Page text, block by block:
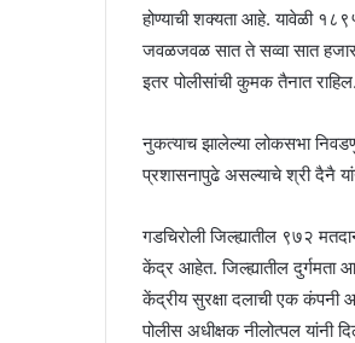
होण्याची शक्यता आहे. यावेळी
जवळजवळ सात ते सव्वा सात
इतर पोलीसांची कुमक तैनात राहिल.
नुकत्याच झालेल्या लोकसभा
प्रशासनापुढे असल्याचे श्री दैनै
गडचिरोली जिल्ह्यातील ९७२
केंद्र आहेत. जिल्ह्यातील दुर्गमता
केंद्रीय सुरक्षा दलाची एक कंपनी
पोलीस अधीक्षक नीलोत्पल यांनी